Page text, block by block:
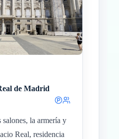
de Madrid
la armería y
Real, residencia